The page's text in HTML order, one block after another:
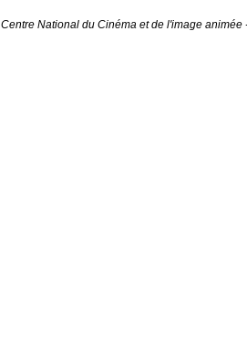
Centre National du Cinéma et de l'image animée